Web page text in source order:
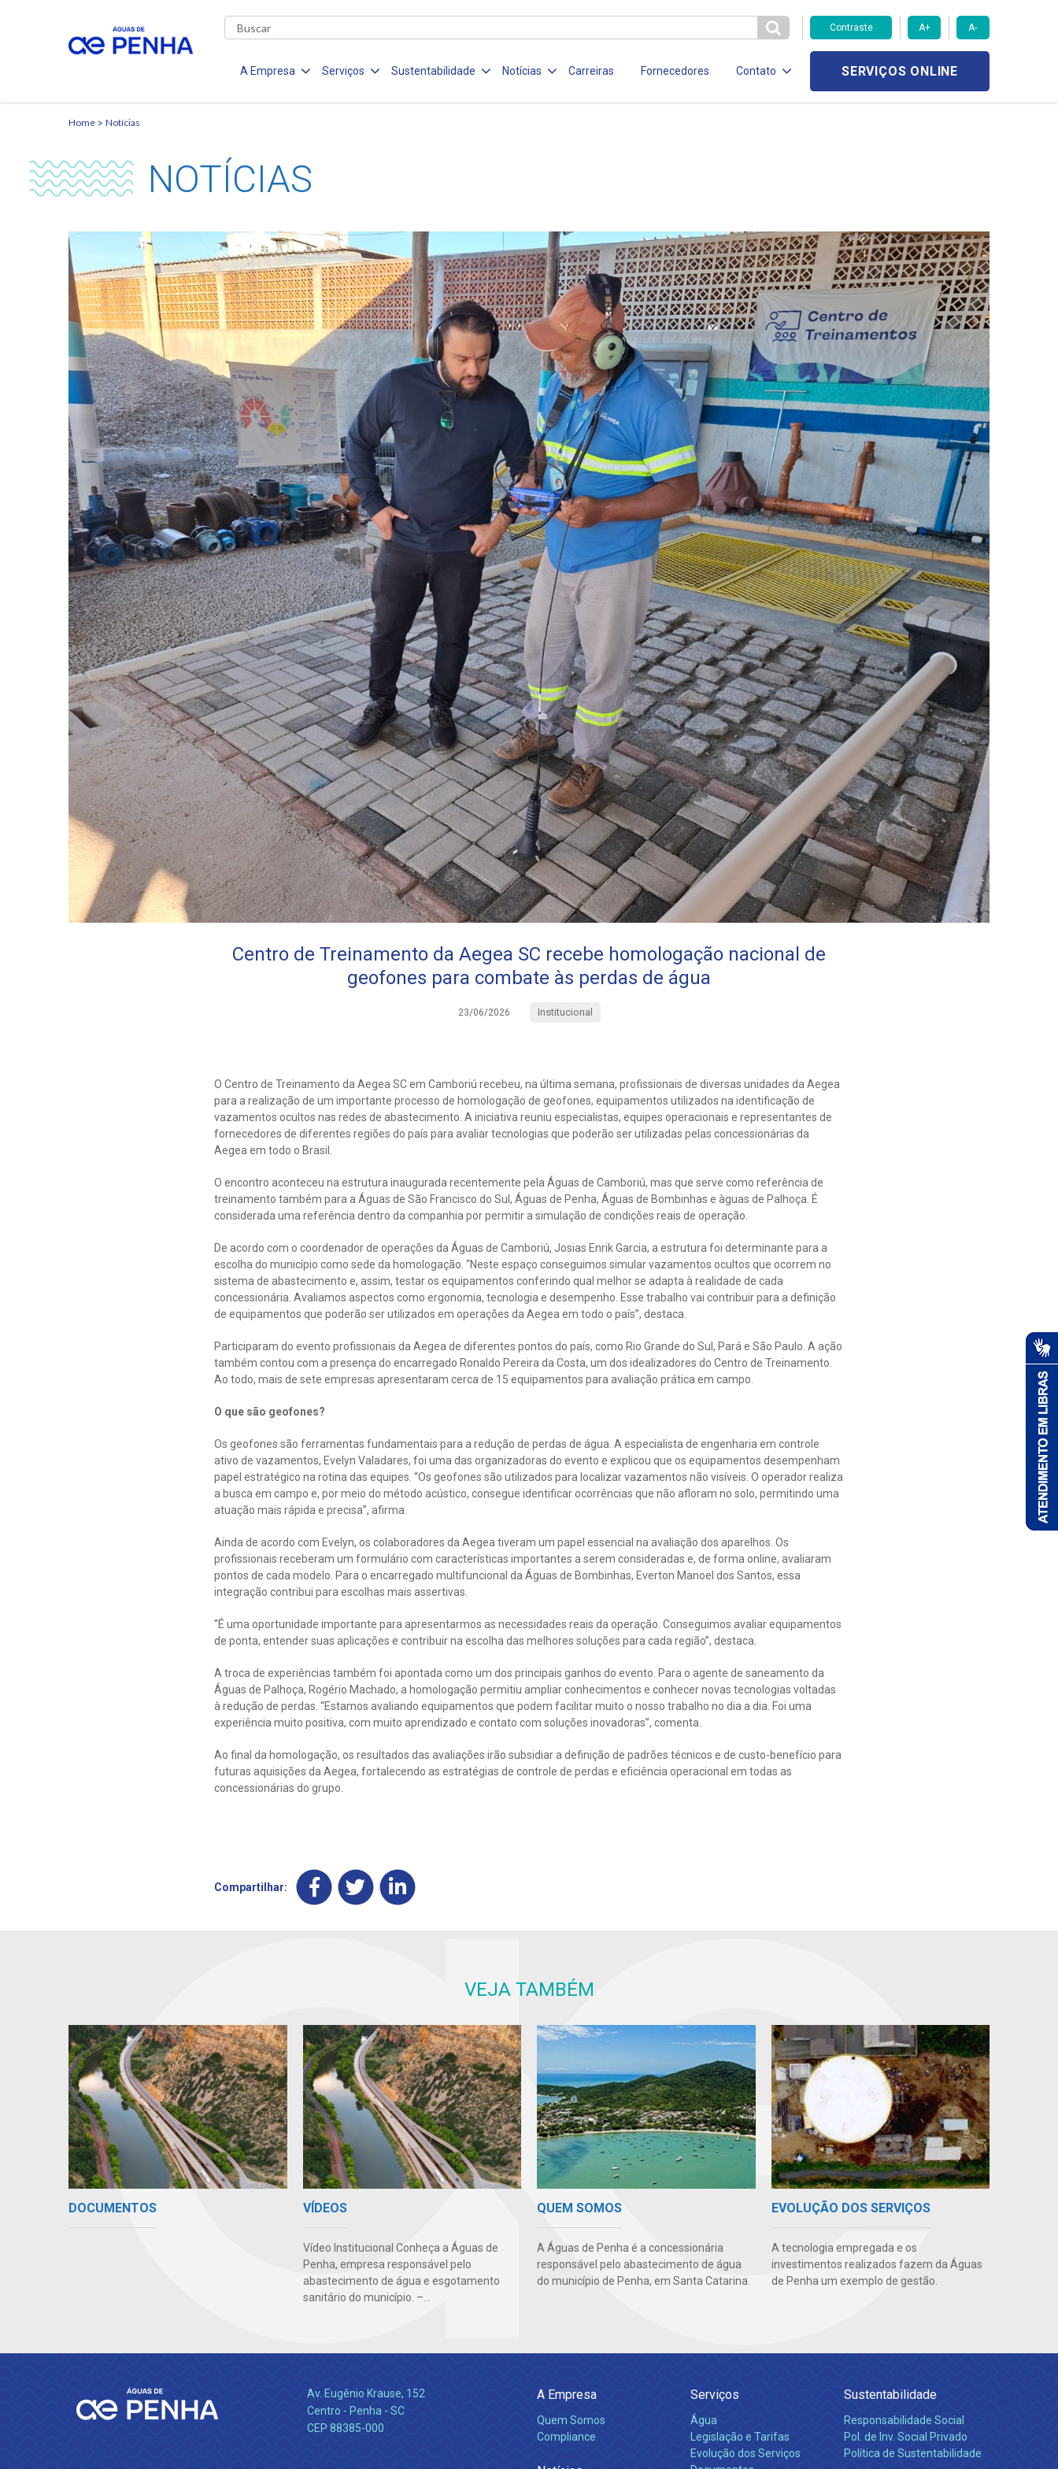
Contraste A+ A-
A Empresa Serviços Sustentabilidade Notícias Carreiras Fornecedores Contato SERVIÇOS ONLINE
Home Notícias
NOTÍCIAS
Centro de Treinamento da Aegea SC recebe homologação nacional de
geofones para combate às perdas de água
23/06/2026 Institucional
O Centro de Treinamento da Aegea SC em Camboriú recebeu, na última semana, profissionais de diversas unidades da Aegea
para a realização de um importante processo de homologação de geofones, equipamentos utilizados na identificação de
vazamentos ocultos nas redes de abastecimento. A iniciativa reuniu especialistas, equipes operacionais e representantes de
fornecedores de diferentes regiões do país para avaliar tecnologias que poderão ser utilizadas pelas concessionárias da
Aegea em todo o Brasil.
O encontro aconteceu na estrutura inaugurada recentemente pela Águas de Camboriú, mas que serve como referência de
treinamento também para a Águas de São Francisco do Sul, Águas de Penha, Águas de Bombinhas e àguas de Palhoça. É
considerada uma referência dentro da companhia por permitir a simulação de condições reais de operação.
De acordo com o coordenador de operações da Águas de Camboriú, Josias Enrik Garcia, a estrutura foi determinante para a
escolha do município como sede da homologação. “Neste espaço conseguimos simular vazamentos ocultos que ocorrem no
sistema de abastecimento e, assim, testar os equipamentos conferindo qual melhor se adapta à realidade de cada
concessionária. Avaliamos aspectos como ergonomia, tecnologia e desempenho. Esse trabalho vai contribuir para a definição
de equipamentos que poderão ser utilizados em operações da Aegea em todo o país”, destaca.
Participaram do evento profissionais da Aegea de diferentes pontos do país, como Rio Grande do Sul, Pará e São Paulo. A ação
também contou com a presença do encarregado Ronaldo Pereira da Costa, um dos idealizadores do Centro de Treinamento.
Ao todo, mais de sete empresas apresentaram cerca de 15 equipamentos para avaliação prática em campo.
O que são geofones?
Os geofones são ferramentas fundamentais para a redução de perdas de água. A especialista de engenharia em controle
ativo de vazamentos, Evelyn Valadares, foi uma das organizadoras do evento e explicou que os equipamentos desempenham
papel estratégico na rotina das equipes. “Os geofones são utilizados para localizar vazamentos não visíveis. O operador realiza
a busca em campo e, por meio do método acústico, consegue identificar ocorrências que não afloram no solo, permitindo uma
atuação mais rápida e precisa”, afirma.
Ainda de acordo com Evelyn, os colaboradores da Aegea tiveram um papel essencial na avaliação dos aparelhos. Os
profissionais receberam um formulário com características importantes a serem consideradas e, de forma online, avaliaram
pontos de cada modelo. Para o encarregado multifuncional da Águas de Bombinhas, Everton Manoel dos Santos, essa
integração contribui para escolhas mais assertivas.
“É uma oportunidade importante para apresentarmos as necessidades reais da operação. Conseguimos avaliar equipamentos
de ponta, entender suas aplicações e contribuir na escolha das melhores soluções para cada região”, destaca.
A troca de experiências também foi apontada como um dos principais ganhos do evento. Para o agente de saneamento da
Águas de Palhoça, Rogério Machado, a homologação permitiu ampliar conhecimentos e conhecer novas tecnologias voltadas
à redução de perdas. “Estamos avaliando equipamentos que podem facilitar muito o nosso trabalho no dia a dia. Foi uma
experiência muito positiva, com muito aprendizado e contato com soluções inovadoras”, comenta.
Ao final da homologação, os resultados das avaliações irão subsidiar a definição de padrões técnicos e de custo-benefício para
futuras aquisições da Aegea, fortalecendo as estratégias de controle de perdas e eficiência operacional em todas as
concessionárias do grupo.
Compartilhar:
VEJA TAMBÉM
DOCUMENTOS VÍDEOS
Vídeo Institucional Conheça a Águas de
Penha, empresa responsável pelo
abastecimento de água e esgotamento
sanitário do município. –...
QUEM SOMOS
A Águas de Penha é a concessionária
responsável pelo abastecimento de água
do município de Penha, em Santa Catarina.
EVOLUÇÃO DOS SERVIÇOS
A tecnologia empregada e os
investimentos realizados fazem da Águas
de Penha um exemplo de gestão.
Av. Eugênio Krause, 152
Centro - Penha - SC
CEP 88385-000
A Empresa
Quem Somos
Compliance
Serviços
Água
Legislação e Tarifas
Evolução dos Serviços
Sustentabilidade
Responsabilidade Social
Pol. de Inv. Social Privado
Política de Sustentabilidade